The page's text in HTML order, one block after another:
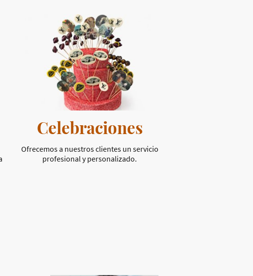
Celebraciones
Ofrecemos a nuestros clientes un servicio
profesional y personalizado.